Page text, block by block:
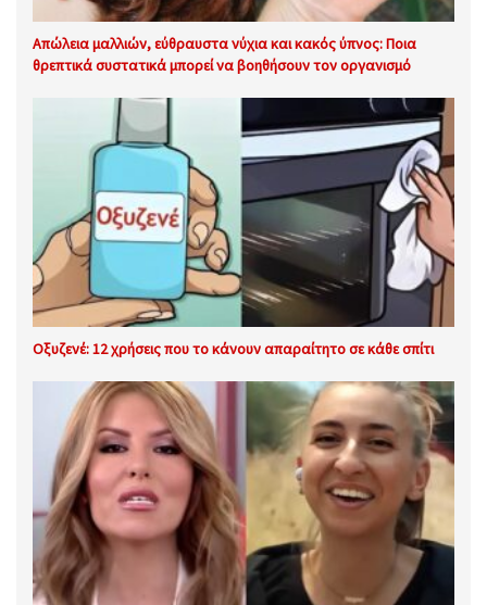
Απώλεια μαλλιών, εύθραυστα νύχια και κακός ύπνος: Ποια
θρεπτικά συστατικά μπορεί να βοηθήσουν τον οργανισμό
Οξυζενέ: 12 χρήσεις που το κάνουν απαραίτητο σε κάθε σπίτι